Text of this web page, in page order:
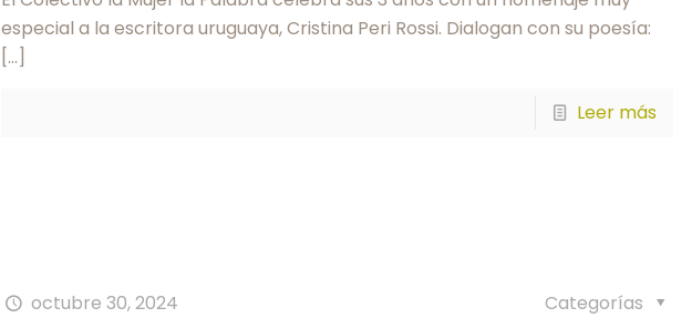
especial a la escritora uruguaya, Cristina Peri Rossi. Dialogan con su poesía:
[…]
Leer más
octubre 30, 2024 Categorías